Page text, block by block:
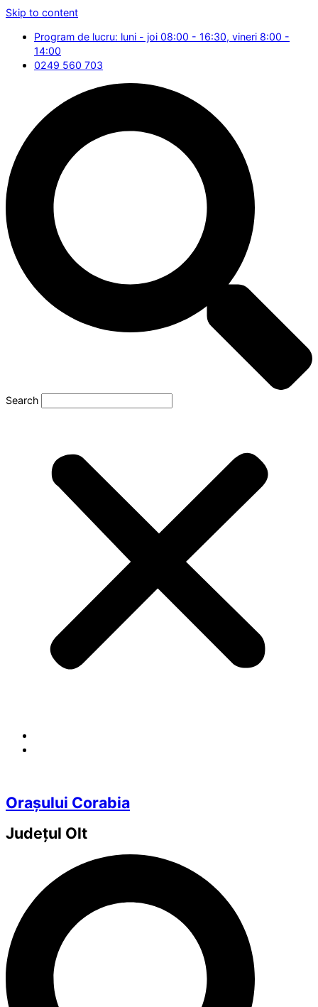
Skip to content
Program de lucru: luni - joi 08:00 - 16:30, vineri 8:00 -
14:00
0249 560 703
Search
Orașului Corabia
Județul Olt